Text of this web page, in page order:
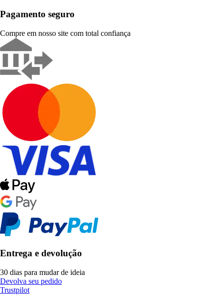
Pagamento seguro
Compre em nosso site com total confiança
Entrega e devolução
30 dias para mudar de ideia
Devolva seu pedido
Trustpilot